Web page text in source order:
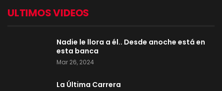
ULTIMOS VIDEOS
Nadie le llora a él.. Desde anoche está en
esta banca
Mar 26, 2024
La Última Carrera